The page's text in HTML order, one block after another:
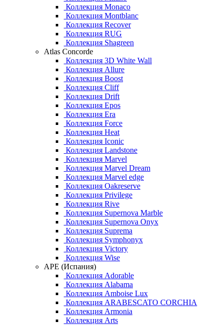
Коллекция Monaco
Коллекция Montblanc
Коллекция Recover
Коллекция RUG
Коллекция Shagreen
Atlas Concorde
Коллекция 3D White Wall
Коллекция Allure
Коллекция Boost
Коллекция Cliff
Коллекция Drift
Коллекция Epos
Коллекция Era
Коллекция Force
Коллекция Heat
Коллекция Iconic
Коллекция Landstone
Коллекция Marvel
Коллекция Marvel Dream
Коллекция Marvel edge
Коллекция Oakreserve
Коллекция Privilege
Коллекция Rive
Коллекция Supernova Marble
Коллекция Supernova Onyx
Коллекция Suprema
Коллекция Symphonyx
Коллекция Victory
Коллекция Wise
APE (Испания)
Коллекция Adorable
Коллекция Alabama
Коллекция Amboise Lux
Коллекция ARABESCATO CORCHIA
Коллекция Armonia
Коллекция Arts